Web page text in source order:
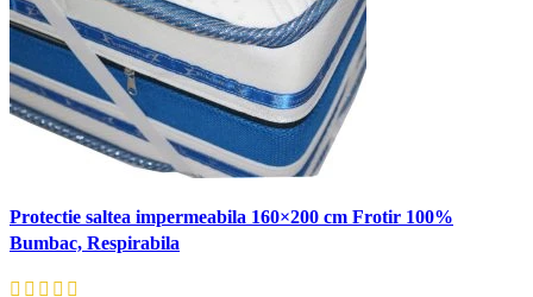
Protectie saltea impermeabila 160×200 cm Frotir 100%
Bumbac, Respirabila